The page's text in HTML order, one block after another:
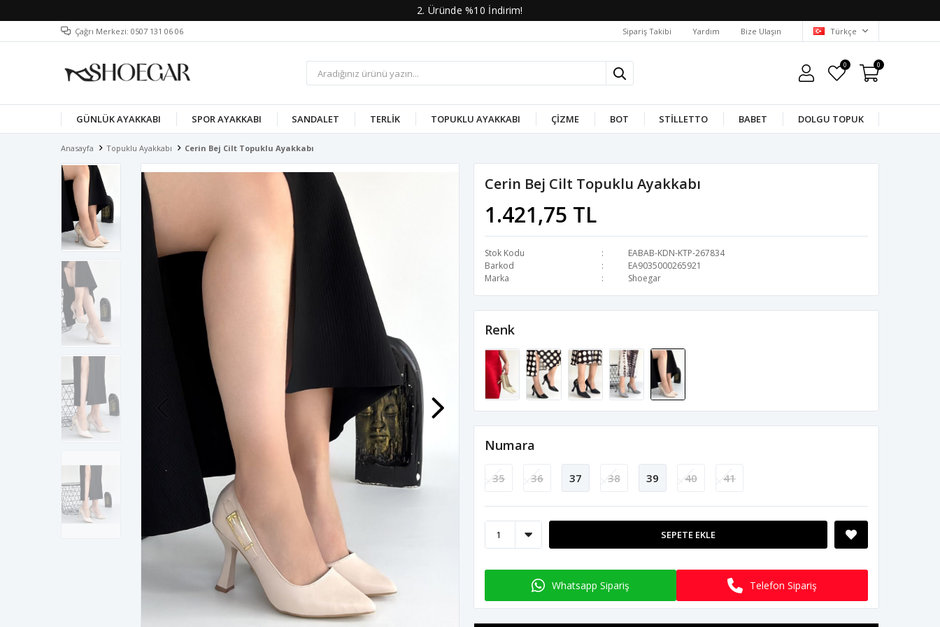
2. Üründe %10 İndirim!
Çağrı Merkezi: 0507 131 06 06 Sipariş Takibi Yardım Bize Ulaşın Türkçe
0 0
GÜNLÜK AYAKKABI SPOR AYAKKABI SANDALET TERLIK TOPUKLU AYAKKABI ÇIZME BOT STILLETTO BABET DOLGU TOPUK
Anasayfa Topuklu Ayakkabı Cerin Bej Cilt Topuklu Ayakkabı
Cerin Bej Cilt Topuklu Ayakkabı
1.421,75 TL
Stok Kodu
EABAB-KDN-KTP-267834
Barkod
EA9035000265921
Marka
Shoegar
Renk
Numara
35 36 37 38 39 40 41
SEPETE EKLE
Whatsapp Sipariş Telefon Sipariş